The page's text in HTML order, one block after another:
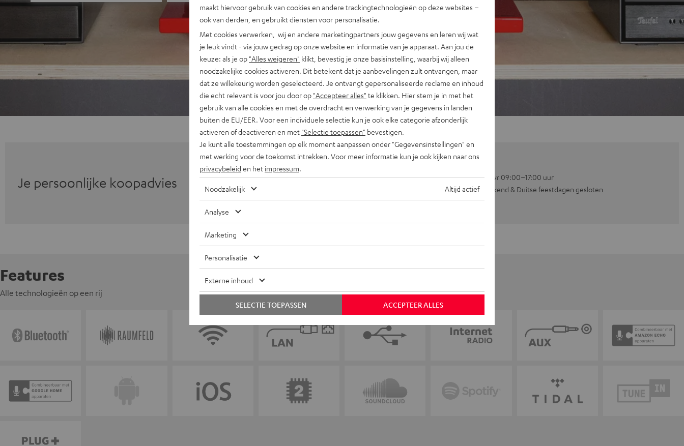
Je persoonlijke koopadvies +31 (0)20 8083195
Ma–vr 09:00–17:00 uur
Weekend & Duitse feestdagen gesloten
Features
Alle technologieën op een rij
maakt hiervoor gebruik van cookies en andere trackingtechnologieën op deze websites –
ook van derden, en gebruikt diensten voor personalisatie.
Met cookies verwerken, wij en andere marketingpartners jouw gegevens en leren wij wat
je leuk vindt - via jouw gedrag op onze website en informatie van je apparaat. Aan jou de
keuze: als je op "Alles weigeren" klikt, bevestig je onze basisinstelling, waarbij wij alleen
noodzakelijke cookies activeren. Dit betekent dat je aanbevelingen zult ontvangen, maar
dat ze willekeurig worden geselecteerd. Je ontvangt gepersonaliseerde reclame en inhoud
die echt relevant is voor jou door op "Accepteer alles" te klikken. Hier stem je in met het
gebruik van alle cookies en met de overdracht en verwerking van je gegevens in landen
buiten de EU/EER. Voor een individuele selectie kun je ook elke categorie afzonderlijk
activeren of deactiveren en met "Selectie toepassen" bevestigen.
Je kunt alle toestemmingen op elk moment aanpassen onder "Gegevensinstellingen" en
met werking voor de toekomst intrekken. Voor meer informatie kun je ook kijken naar ons
privacybeleid en het impressum
Noodzakelijk Altijd actief
Analyse
Marketing
Personalisatie
Externe inhoud
ACCEPTEER ALLES
SELECTIE TOEPASSEN